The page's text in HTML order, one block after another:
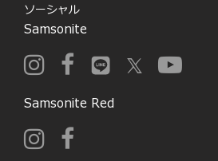
ソーシャル
Samsonite
Samsonite Red